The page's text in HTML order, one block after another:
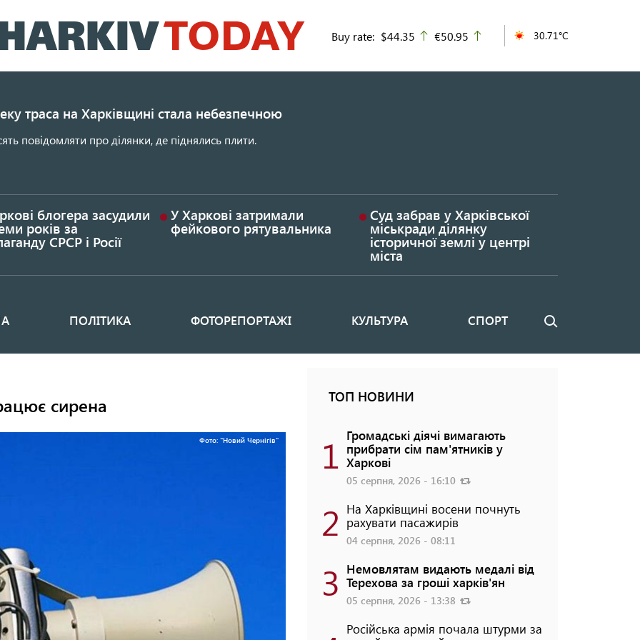
до
основного
Buy rate: $44.35 up
€50.95 30.71°C
траса на Харківщині стала небезпечною
повідомляти про ділянки, де піднялись плити.
блогера засудили
років за
СРСР і Росії
У Харкові затримали
фейкового рятувальника
Суд забрав у Харківської
міськради ділянку
історичної землі у центрі
міста
ПОЛІТИКА ФОТОРЕПОРТАЖІ КУЛЬТУРА СПОРТ Пошук
сирена
Фото: "Новий Чернігів"
ТОП НОВИНИ
1 Громадські діячі вимагають
прибрати сім пам'ятників у
Харкові
05 серпня, 2026 - 16:10
2 На Харківщині восени почнуть
рахувати пасажирів
04 серпня, 2026 - 08:11
3 Немовлятам видають медалі від
Терехова за гроші харків'ян
05 серпня, 2026 - 13:38
Російська армія почала штурми за